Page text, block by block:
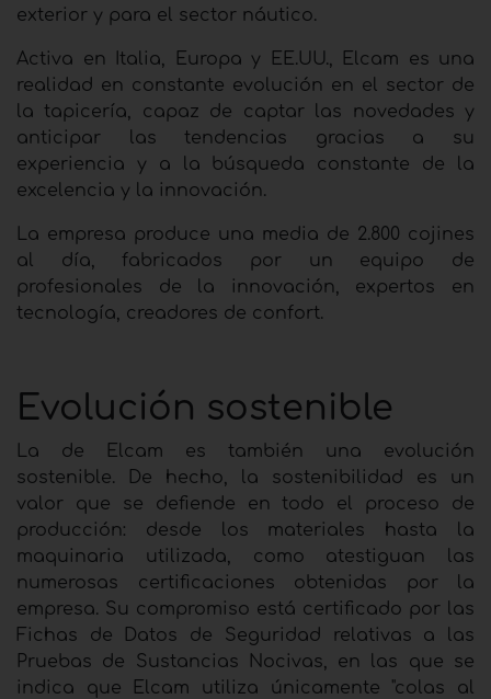
exterior y para el sector náutico.
Activa en Italia, Europa y EE.UU., Elcam es una
realidad en constante evolución en el sector de
la tapicería, capaz de captar las novedades y
anticipar las tendencias gracias a su
experiencia y a la búsqueda constante de la
excelencia y la innovación.
La empresa produce una media de 2.800 cojines
al día, fabricados por un equipo de
profesionales de la innovación, expertos en
tecnología, creadores de confort.
Evolución sostenible
La de Elcam es también una evolución
sostenible. De hecho, la sostenibilidad es un
valor que se defiende en todo el proceso de
producción: desde los materiales hasta la
maquinaria utilizada, como atestiguan las
numerosas certificaciones obtenidas por la
empresa. Su compromiso está certificado por las
Fichas de Datos de Seguridad relativas a las
Pruebas de Sustancias Nocivas, en las que se
indica que Elcam utiliza únicamente "colas al